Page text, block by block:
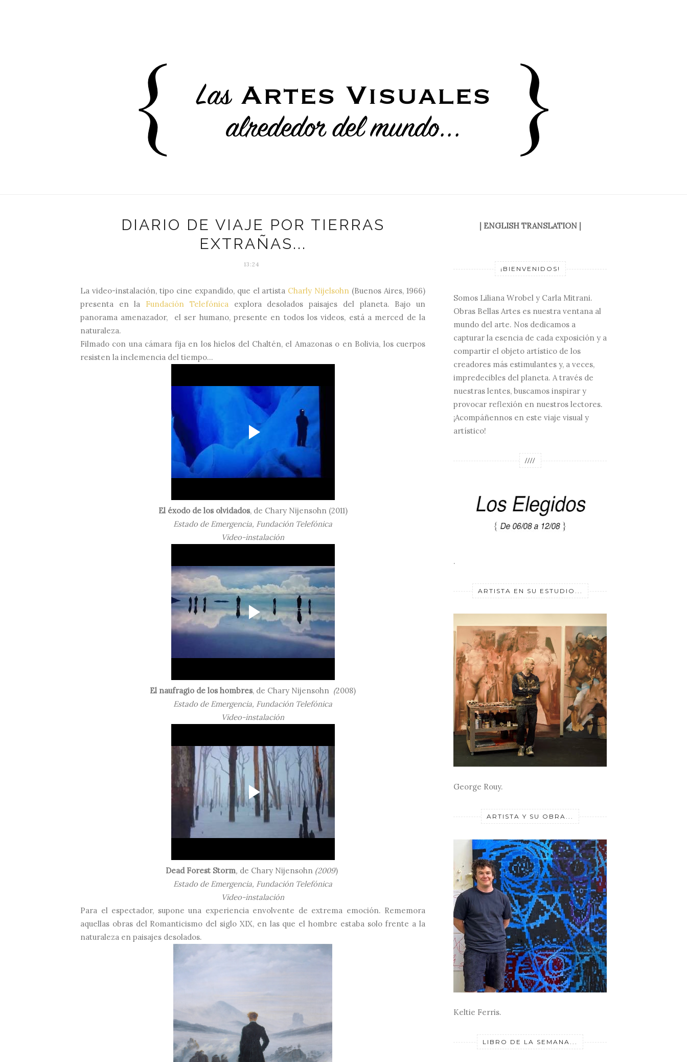
DIARIO DE VIAJE POR TIERRAS
EXTRAÑAS...
13:24
La video-instalación, tipo cine expandido, que el artista Charly Nijelsohn (Buenos Aires, 1966)
presenta en la Fundación Telefónicaexplora desolados paisajes del planeta. Bajo un
panorama amenazador,
el ser humano, presente en todos los videos, está a merced de la
naturaleza.
Filmado con una cámara fija en los hielos del Chaltén, el Amazonas o en Bolivia, los cuerpos
resisten la inclemencia del tiempo...
El éxodo de los olvidados, de Chary Nijensohn (2011)
Estado de Emergencia, Fundación Telefónica
Video-instalación
El naufragio de los hombres, de Chary Nijensohn (2008)
Estado de Emergencia, Fundación Telefónica
Video-instalación
Dead Forest Storm, de Chary Nijensohn (2009)
Estado de Emergencia, Fundación Telefónica
Video-instalación
Para el espectador, supone una experiencia envolvente de extrema emoción. Rememora
aquellas obras del Romanticismo del siglo XIX, en las que el hombre estaba solo frente a la
naturaleza en paisajes desolados.
| ENGLISH TRANSLATION|
¡BIENVENIDOS!
Somos Liliana Wrobel y Carla Mitrani.
Obras Bellas Artes es nuestra ventana al
mundo del arte. Nos dedicamos a
capturar la esencia de cada exposición y a
compartir el objeto artístico de los
creadores más estimulantes y, a veces,
impredecibles del planeta. A través de
nuestras lentes, buscamos inspirar y
provocar reflexión en nuestros lectores.
¡Acompáñennos en este viaje visual y
artístico!
////
.
ARTISTA EN SU ESTUDIO...
George Rouy.
ARTISTA Y SU OBRA...
Keltie Ferris.
LIBRO DE LA SEMANA...